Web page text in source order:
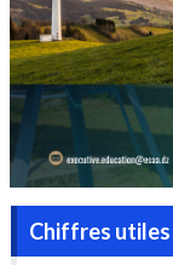
Chiffres utiles